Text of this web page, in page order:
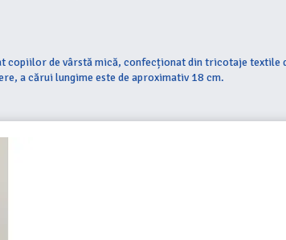
de vârstă mică, confecționat din tricotaje
a cărui lungime este de aproximativ 18 cm.